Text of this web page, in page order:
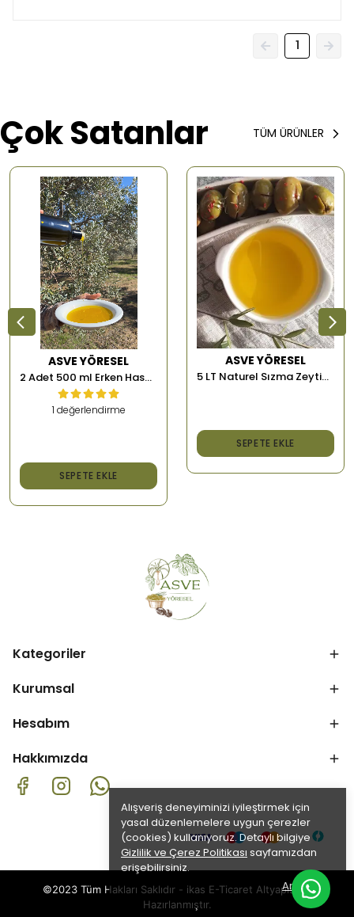
Alışveriş deneyiminizi iyileştirmek için
yasal düzenlemelere uygun çerezler
(cookies) kullanıyoruz. Detaylı bilgiye
Gizlilik ve Çerez Politikası sayfamızdan
erişebilirsiniz.
Anladım
1
Çok Satanlar TÜM ÜRÜNLER
ASVE YÖRESEL
2 Adet 500 ml Erken Hasat Memecik Soğuk Sıkım Zeytinyağı
1 değerlendirme
SEPETE EKLE
ASVE YÖRESEL
5 LT Naturel Sızma Zeytinyağı
SEPETE EKLE
Kategoriler
Kurumsal
Hesabım
Hakkımızda
©2023 Tüm Hakları Saklıdır - ikas E-Ticaret Altyapısı ile
Hazırlanmıştır.